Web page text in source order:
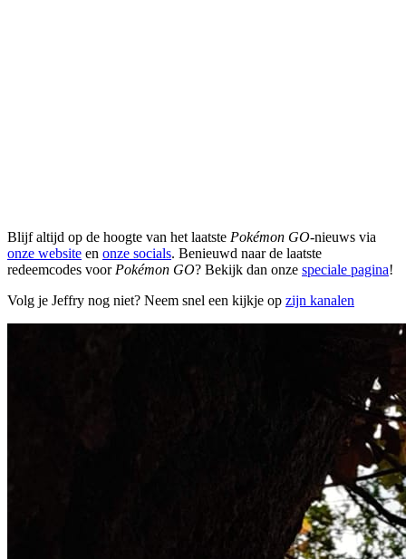
Blijf altijd op de hoogte van het laatste Pokémon GO-nieuws via
onze website en onze socials. Benieuwd naar de laatste
redeemcodes voor Pokémon GO? Bekijk dan onze speciale pagina!
Volg je Jeffry nog niet? Neem snel een kijkje op zijn kanalen